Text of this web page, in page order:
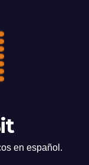
en español.